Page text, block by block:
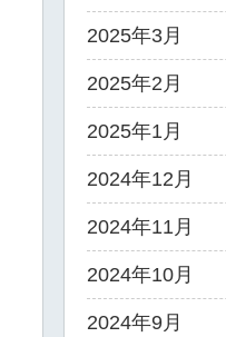
2025年3月
2025年2月
2025年1月
2024年12月
2024年11月
2024年10月
2024年9月